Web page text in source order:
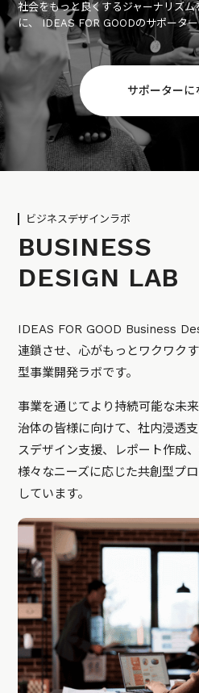
社会をもっと良くするジャーナリズ
に、 IDEAS FOR GOODのサポータ
サポーターに
ビジネスデザインラボ
BUSINESS
DESIGN LAB
IDEAS FOR GOOD Business
連鎖させ、心がもっとワクワク
型事業開発ラボです。
事業を通じてより持続可能な未
治体の皆様に向けて、社内浸透
スデザイン支援、レポート作成
様々なニーズに応じた共創型プ
しています。